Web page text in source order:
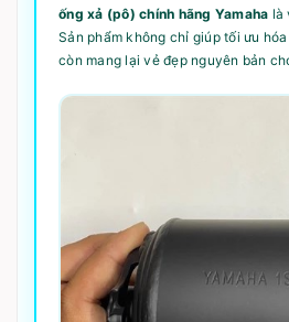
ống xả (pô) chính hãng Yamaha là
Sản phẩm không chỉ giúp tối ưu
còn mang lại vẻ đẹp nguyên bản